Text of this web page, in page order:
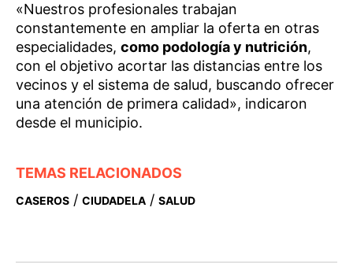
«Nuestros profesionales trabajan
constantemente en ampliar la oferta en otras
especialidades, como podología y nutrición,
con el objetivo acortar las distancias entre los
vecinos y el sistema de salud, buscando ofrecer
una atención de primera calidad», indicaron
desde el municipio.
TEMAS RELACIONADOS
CASEROS / CIUDADELA / SALUD